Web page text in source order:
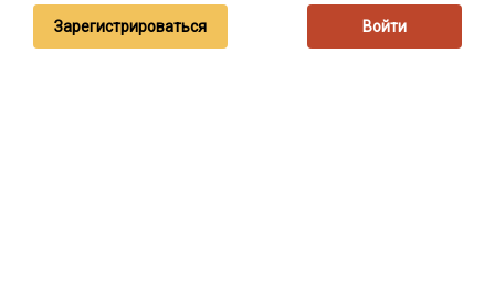
Зарегистрироваться Войти